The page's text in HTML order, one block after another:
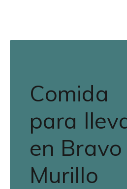
Comida
para
en Bravo
Murillo